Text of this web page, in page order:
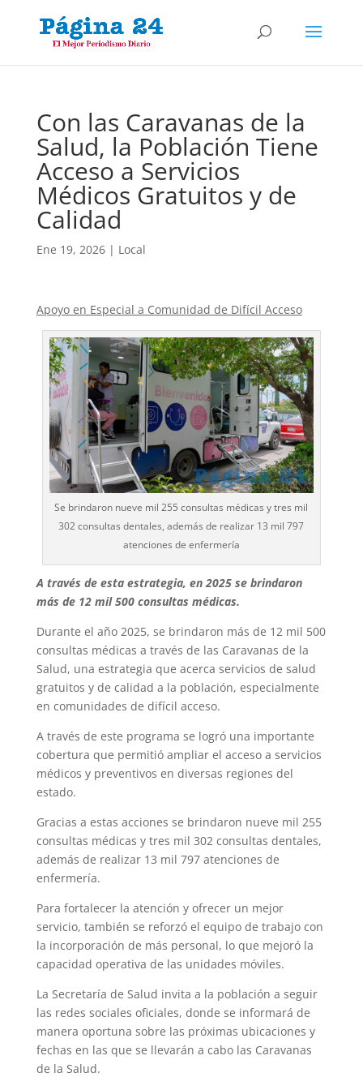
Con las Caravanas de la
Salud, la Población Tiene
Acceso a Servicios
Médicos Gratuitos y de
Calidad
Ene 19, 2026| Local
Apoyo en Especial a Comunidad de Difícil Acceso
Se brindaron nueve mil 255 consultas médicas y tres mil
302 consultas dentales, además de realizar 13 mil 797
atenciones de enfermería
A través de esta estrategia, en 2025 se brindaron
más de 12 mil 500 consultas médicas.
Durante el año 2025, se brindaron más de 12 mil 500
consultas médicas a través de las Caravanas de la
Salud, una estrategia que acerca servicios de salud
gratuitos y de calidad a la población, especialmente
en comunidades de difícil acceso.
A través de este programa se logró una importante
cobertura que permitió ampliar el acceso a servicios
médicos y preventivos en diversas regiones del
estado.
Gracias a estas acciones se brindaron nueve mil 255
consultas médicas y tres mil 302 consultas dentales,
además de realizar 13 mil 797 atenciones de
enfermería.
Para fortalecer la atención y ofrecer un mejor
servicio, también se reforzó el equipo de trabajo con
la incorporación de más personal, lo que mejoró la
capacidad operativa de las unidades móviles.
La Secretaría de Salud invita a la población a seguir
las redes sociales oficiales, donde se informará de
manera oportuna sobre las próximas ubicaciones y
fechas en las que se llevarán a cabo las Caravanas
de la Salud.